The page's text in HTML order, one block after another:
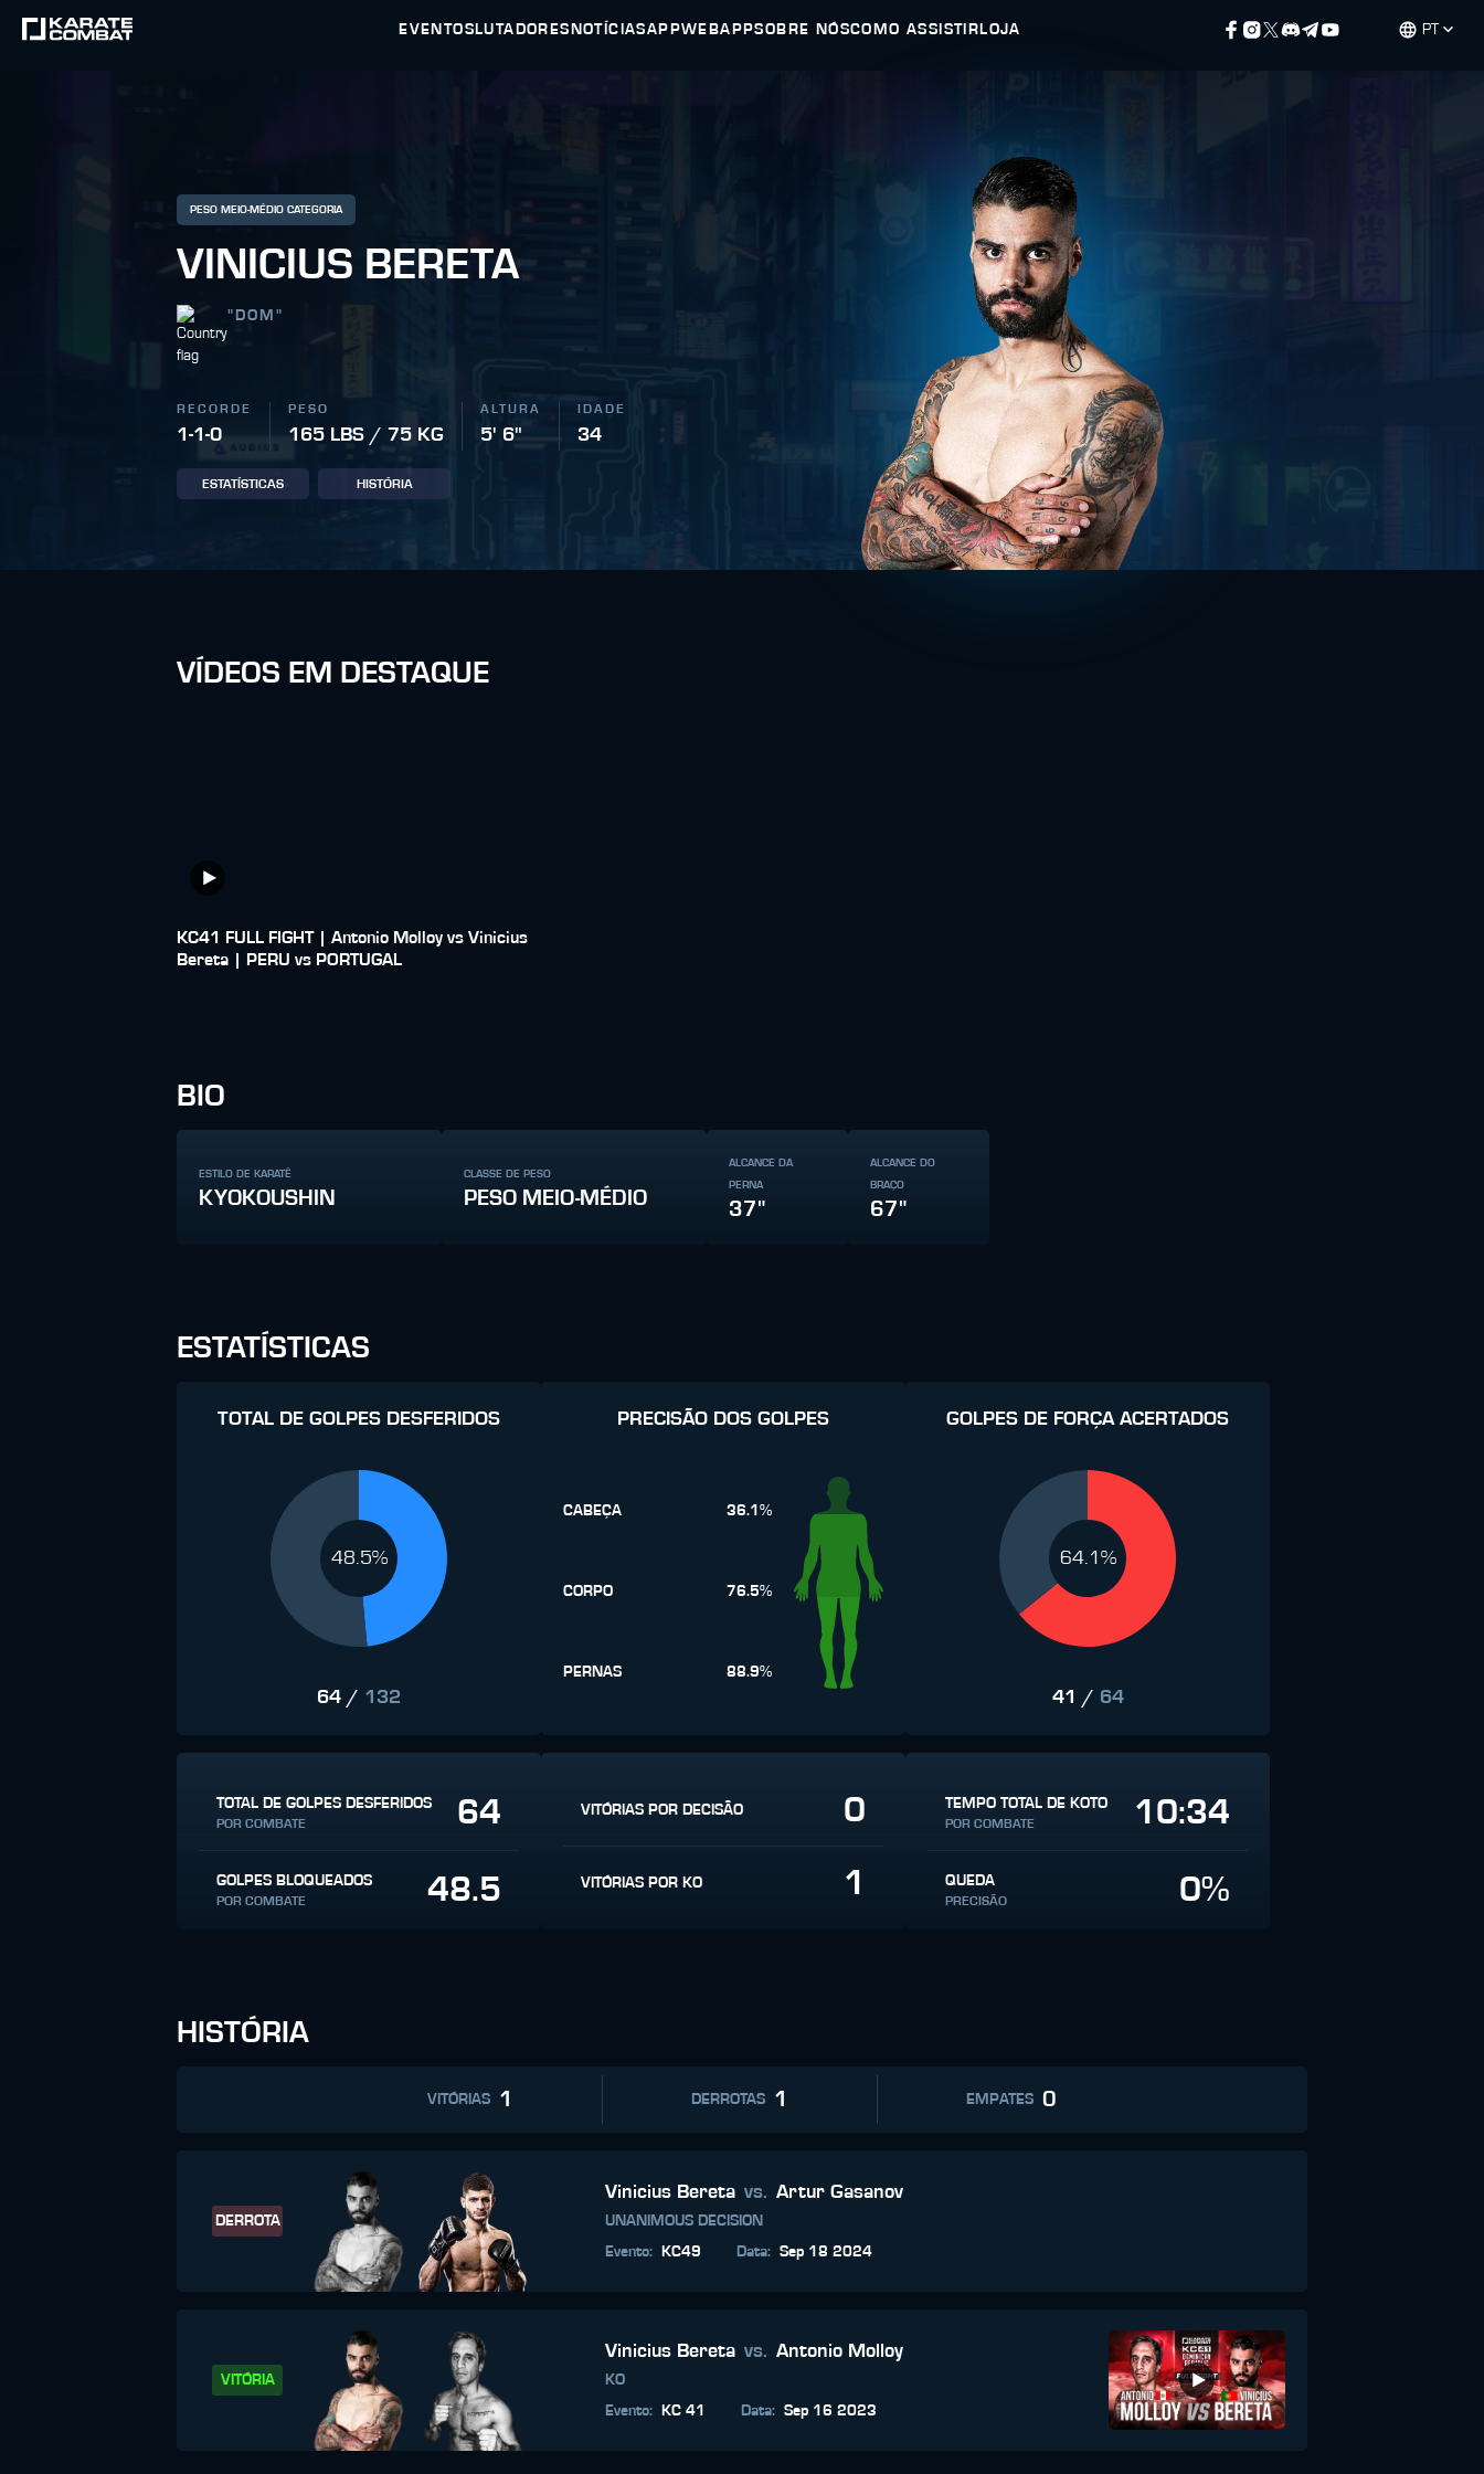
PT
EVENTOS LUTADORES NOTÍCIASAPPWEBAPPSOBRE NÓSCOMO ASSISTIR LOJA
PESO MEIO-MÉDIO CATEGORIA
VINICIUS BERETA
" DOM"
RECORDE
1-1-0
PESO
165 LBS / 75 KG
ALTURA
5' 6"
IDADE
34
ESTATÍSTICAS HISTÓRIA
VÍDEOS EM DESTAQUE
KC41 FULL FIGHT | Antonio Molloy vs Vinicius
Bereta | PERU vs PORTUGAL
BIO
ESTILO DE KARATÊ
KYOKOUSHIN
CLASSE DE PESO
PESO MEIO-MÉDIO
ALCANCE DA
PERNA
37"
ALCANCE DO
BRAÇO
67"
ESTATÍSTICAS
TOTAL DE GOLPES DESFERIDOS
48.5%
64 / 132
PRECISÃO DOS GOLPES
CABEÇA 36.1%
CORPO 76.5%
PERNAS 88.9%
GOLPES DE FORÇA ACERTADOS
64.1%
41 / 64
TOTAL DE GOLPES DESFERIDOS
POR COMBATE 64
GOLPES BLOQUEADOS
POR COMBATE 48.5
VITÓRIAS POR DECISÃO 0
VITÓRIAS POR KO 1
TEMPO TOTAL DE KOTO
POR COMBATE 10:34
QUEDA
PRECISÃO 0%
HISTÓRIA
VITÓRIAS 1 DERROTAS 1 EMPATES 0
DERROTA
Vinicius Bereta vs. Artur Gasanov
UNANIMOUS DECISION
Evento: KC49 Data: Sep 18 2024
VITÓRIA
Vinicius Bereta vs. Antonio Molloy
KO
Evento: KC 41 Data: Sep 16 2023